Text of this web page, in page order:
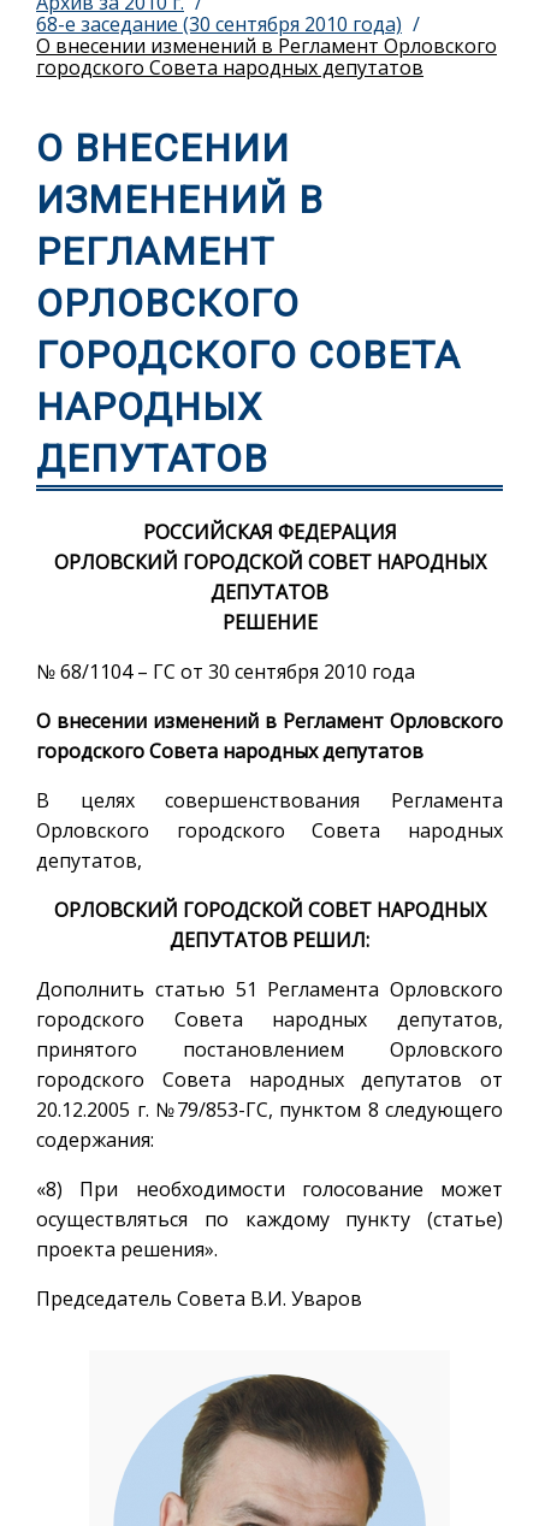
68-е заседание (30 сентября 2010 года)
О внесении изменений в Регламент Орловского
городского Совета народных депутатов
О ВНЕСЕНИИ
ИЗМЕНЕНИЙ В
РЕГЛАМЕНТ
ОРЛОВСКОГО
ГОРОДСКОГО СОВЕТА
НАРОДНЫХ
ДЕПУТАТОВ
РОССИЙСКАЯ ФЕДЕРАЦИЯ
ОРЛОВСКИЙ ГОРОДСКОЙ СОВЕТ НАРОДНЫХ
ДЕПУТАТОВ
РЕШЕНИЕ
№ 68/1104 – ГС от 30 сентября 2010 года
О внесении изменений в Регламент Орловского
городского Совета народных депутатов
В целях совершенствования Регламента
Орловского городского Совета народных
депутатов,
ОРЛОВСКИЙ ГОРОДСКОЙ СОВЕТ НАРОДНЫХ
ДЕПУТАТОВ РЕШИЛ:
Дополнить статью 51 Регламента Орловского
городского Совета народных депутатов,
принятого постановлением Орловского
городского Совета народных депутатов от
20.12.2005 г. №79/853-ГС, пунктом 8 следующего
содержания:
«8) При необходимости голосование может
осуществляться по каждому пункту (статье)
проекта решения».
Председатель Совета В.И. Уваров